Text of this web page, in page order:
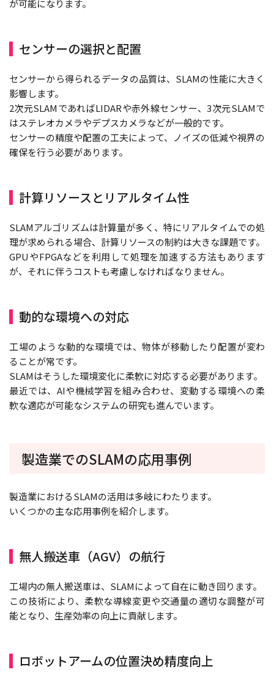
が可能になります。
センサーの選択と配置
センサーから得られるデータの品質は、SLAMの性能に大きく
影響します。
2次元SLAMであればLIDARや赤外線センサー、3次元SLAMで
はステレオカメラやデプスカメラなどが一般的です。
センサーの精度や配置の工夫によって、ノイズの低減や視界の
確保を行う必要があります。
計算リソースとリアルタイム性
SLAMアルゴリズムは計算量が多く、特にリアルタイムでの処
理が求められる場合、計算リソースの制約は大きな課題です。
GPUやFPGAなどを利用して処理を加速する方法もあります
が、それに伴うコストも考慮しなければなりません。
動的な環境への対応
工場のような動的な環境では、物体が移動したり配置が変わ
ることが常です。
SLAMはそうした環境変化に柔軟に対応する必要があります。
最近では、AIや機械学習を組み合わせ、変動する環境への柔
軟な適応が可能なシステムの研究も進んでいます。
製造業でのSLAMの応用事例
製造業におけるSLAMの活用は多岐にわたります。
いくつかの主な応用事例を紹介します。
無人搬送車（AGV）の航行
工場内の無人搬送車は、SLAMによって自在に動き回ります。
この技術により、柔軟な導線変更や交通量の適切な調整が可
能となり、生産効率の向上に貢献します。
ロボットアームの位置決め精度向上